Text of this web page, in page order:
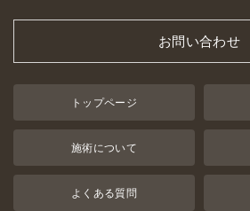
お問い合わせ
トップページ
施術について
よくある質問